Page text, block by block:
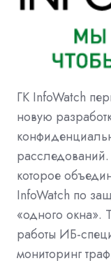
ГК InfoWatch
новую
которое
InfoWatch по
«одного окна».
работы ИБ-
мониторинг